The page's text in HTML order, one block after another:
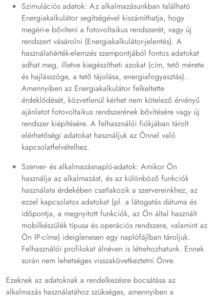
Szimulációs adatok: Az alkalmazásunkban található
Energiakalkulátor segítségével kiszámíthatja, hogy
megéri-e bővíteni a fotovoltaikus rendszerét, vagy új
rendszert vásárolni (Energiakalkulátor-jelentés). A
használatiérték-elemzés szempontjából fontos adatokat
adhat meg, illetve kiegészítheti azokat (cím, tető mérete
és hajlásszöge, a tető tájolása, energiafogyasztás).
Amennyiben az Energiakalkulátor felkeltette
érdeklődését, közvetlenül kérhet nem kötelező érvényű
ajánlatot fotovoltaikus rendszerének bővítésére vagy új
rendszer kiépítésére. A felhasználói fiókjában tárolt
elérhetőségi adatokat használjuk az Önnel való
kapcsolatfelvételhez.
Szerver- és alkalmazásnapló-adatok: Amikor Ön
használja az alkalmazást, és az különböző funkciók
használata érdekében csatlakozik a szervereinkhez, az
ezzel kapcsolatos adatokat (pl. a látogatás dátuma és
időpontja, a megnyitott funkciók, az Ön által használt
mobilkészülék típusa és operációs rendszere, valamint az
Ön IP-címe) ideiglenesen egy naplófájlban tároljuk.
Felhasználói profilokat álnéven is létrehozhatunk. Ennek
során nem lehetséges visszakövetkeztetni Önre.
Ezeknek az adatoknak a rendelkezésre bocsátása az
alkalmazás használatához szükséges, amennyiben a